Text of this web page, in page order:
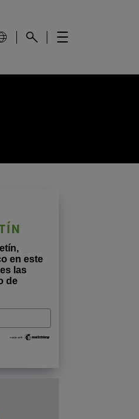
en este
las
de